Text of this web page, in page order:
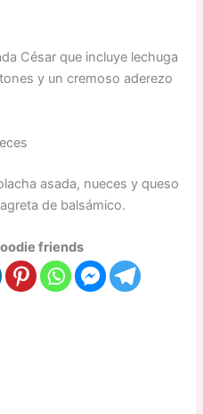
César que incluye lechuga
y un cremoso aderezo
asada, nueces y queso
de balsámico.
friends